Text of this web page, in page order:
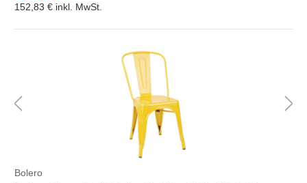
152,83 € inkl. MwSt.
Bolero